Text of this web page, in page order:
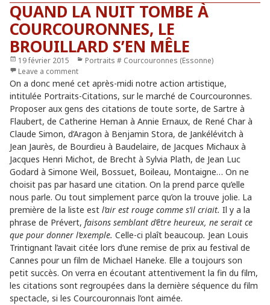
QUAND LA NUIT TOMBE À
COURCOURONNES, LE
BROUILLARD S’EN MÊLE
Publié
le
19 février 2015 Catégories
Portraits # Courcouronnes (Essonne)
Leave a comment
On a donc mené cet après-midi notre action artistique,
intitulée Portraits-Citations, sur le marché de Courcouronnes.
Proposer aux gens des citations de toute sorte, de Sartre à
Flaubert, de Catherine Heman à Annie Ernaux, de René Char à
Claude Simon, d’Aragon à Benjamin Stora, de Jankélévitch à
Jean Jaurès, de Bourdieu à Baudelaire, de Jacques Michaux à
Jacques Henri Michot, de Brecht à Sylvia Plath, de Jean Luc
Godard à Simone Weil, Bossuet, Boileau, Montaigne… On ne
choisit pas par hasard une citation. On la prend parce qu’elle
nous parle. Ou tout simplement parce qu’on la trouve jolie. La
première de la liste estl’air est rouge comme s’il criait. Il y a la
phrase de Prévert, faisons semblant d’être heureux, ne serait ce
que pour donner l’exemple. Celle-ci plaît beaucoup. Jean Louis
Trintignant l’avait citée lors d’une remise de prix au festival de
Cannes pour un film de Michael Haneke. Elle a toujours son
petit succès. On verra en écoutant attentivement la fin du film,
les citations sont regroupées dans la dernière séquence du film
spectacle, si les Courcouronnais l’ont aimée.